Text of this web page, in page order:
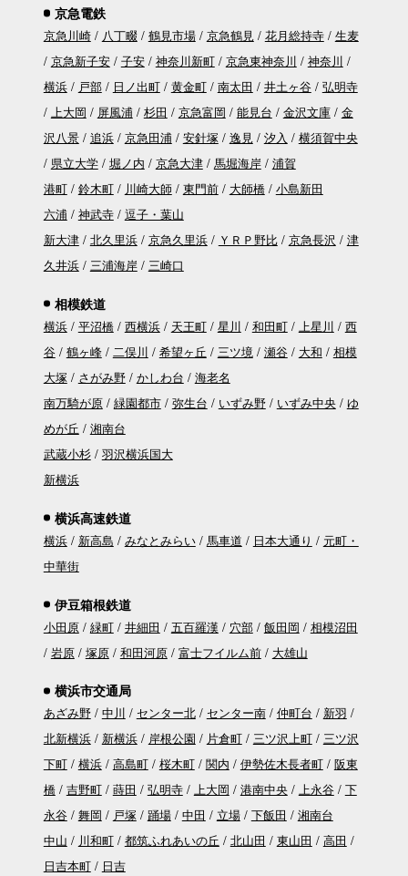
京急電鉄
京急川崎 八丁畷 鶴見市場 京急鶴見 花月総持寺
生麦
京急新子安
子安 神奈川新町 京急東神奈川
神奈川
横浜
戸部 日ノ出町 黄金町 南太田 井土ヶ谷
弘明寺
上大岡
屏風浦 杉田 京急富岡 能見台 金沢文庫
金
沢八景
追浜 京急田浦 安針塚 逸見 汐入
横須賀中央
県立大学
堀ノ内 京急大津 馬堀海岸
浦賀
港町
鈴木町 川崎大師 東門前 大師橋
小島新田
六浦
神武寺
逗子・葉山
新大津
北久里浜 京急久里浜 ＹＲＰ野比 京急長沢
津
久井浜
三浦海岸 三崎口
相模鉄道
横浜 平沼橋 西横浜 天王町 星川 和田町 上星川
西
谷
鶴ヶ峰 二俣川 希望ヶ丘 三ツ境 瀬谷 大和
相模
大塚
さがみ野 かしわ台
海老名
南万騎が原
緑園都市 弥生台 いずみ野 いずみ中央
ゆ
めが丘
湘南台
武蔵小杉
羽沢横浜国大
新横浜
横浜高速鉄道
横浜 新高島 みなとみらい 馬車道 日本大通り
元町・
中華街
伊豆箱根鉄道
小田原 緑町 井細田 五百羅漢 穴部 飯田岡
相模沼田
岩原
塚原 和田河原 富士フイルム前 大雄山
横浜市交通局
あざみ野 中川 センター北 センター南 仲町台
新羽
北新横浜
新横浜 岸根公園 片倉町 三ツ沢上町
三ツ沢
下町
横浜 高島町 桜木町 関内 伊勢佐木長者町
阪東
橋
吉野町 蒔田 弘明寺 上大岡 港南中央 上永谷
下
永谷
舞岡 戸塚 踊場 中田 立場 下飯田
湘南台
中山
川和町 都筑ふれあいの丘 北山田 東山田
高田
日吉本町
日吉